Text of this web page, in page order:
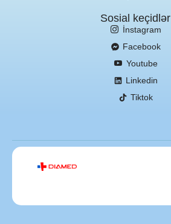
Sosial keçidlər
İnstagram
Facebook
Youtube
Linkedin
Tiktok